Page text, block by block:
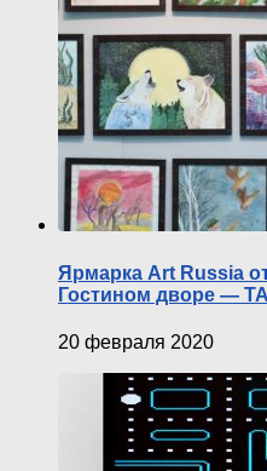
Ярмарка Art Russia
Гостином дворе —
20 февраля 2020